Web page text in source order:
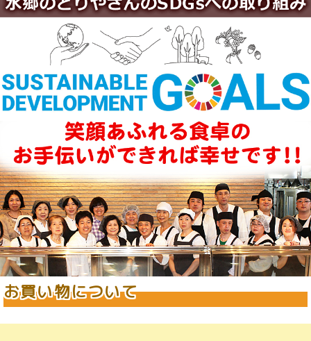
お買い物について